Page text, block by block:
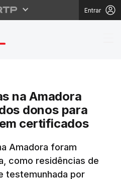
Entrar
casas na
na Amadora
donos para
certificados
Amadora foram
como residências de
testemunhada por